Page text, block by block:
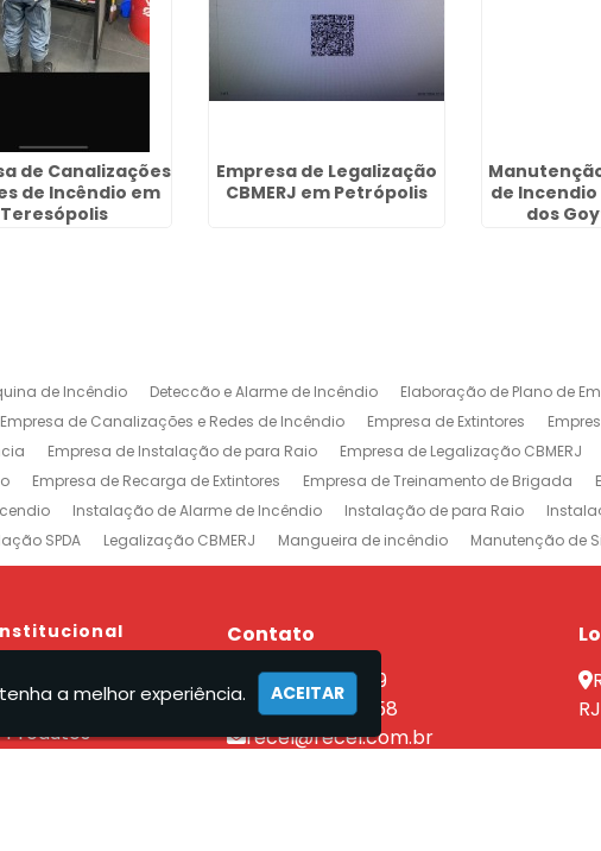
de Canalizações
de Incêndio em
Teresópolis
Empresa de Legalização
CBMERJ em Petrópolis
de
dos
de Incêndio Deteccão e Alarme de Incêndio
Elaboração de Plano de
Empresa de Canalizações e Redes de Incêndio Empresa de Extintores
Empresa de Instalação de para Raio Empresa de Legalização CBMERJ
Empresa de Recarga de Extintores Empresa de Treinamento de Brigada
Instalação de Alarme de Incêndio Instalação de para Raio
SPDA Legalização CBMERJ Mangueira de incêndio Manutenção de
e Alarme de Incêndio Projeto de Prevenção e Combate à Incêndio
de Extintores em Jacarepaguá Empresa de Extintores na Barra da Tijuca
Prevenção e Combate a Incêndio no Rio de Janeiro
Manutenção Sistema Preventivo Rio de Janeiro
Empresa de Projeto de
A Recel
Produtos
Contato
(21) 2590-7759
(21) 96462-7358
recel@recel.com.br
a melhor experiência. ACEITAR